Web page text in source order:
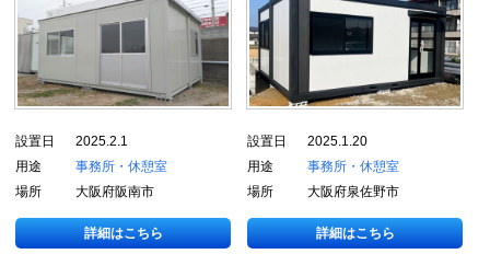
設置日
2025.2.1
用途
事務所・休憩室
場所
大阪府阪南市
詳細はこちら
設置日
2025.1.20
用途
事務所・休憩室
場所
大阪府泉佐野市
詳細はこちら